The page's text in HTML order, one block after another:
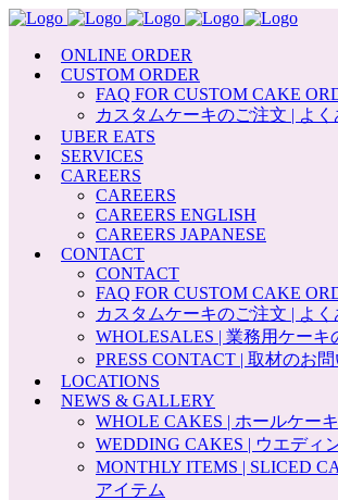
ONLINE ORDER
CUSTOM ORDER
FAQ FOR CUSTOM CAKE
カスタムケーキのご注文 | よく
UBER EATS
SERVICES
CAREERS
CAREERS
CAREERS ENGLISH
CAREERS JAPANESE
CONTACT
CONTACT
FAQ FOR CUSTOM CAKE
カスタムケーキのご注文 | よく
WHOLESALES | 業務用ケーキ
PRESS CONTACT | 取材のお
LOCATIONS
NEWS & GALLERY
WHOLE CAKES | ホールケーキ
WEDDING CAKES | ウエディ
MONTHLY ITEMS | SLICED
アイテム